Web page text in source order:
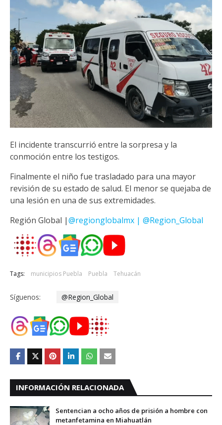
El incidente transcurrió entre la sorpresa y la
conmoción entre los testigos.
Finalmente el niño fue trasladado para una mayor
revisión de su estado de salud. El menor se quejaba de
una lesión en una de sus extremidades.
Región Global |@regionglobalmx | @Region_Global
Tags: municipios Puebla Puebla Tehuacán
Síguenos: @Region_Global
INFORMACIÓN RELACIONADA
Sentencian a ocho años de prisión a hombre con
metanfetamina en Miahuatlán